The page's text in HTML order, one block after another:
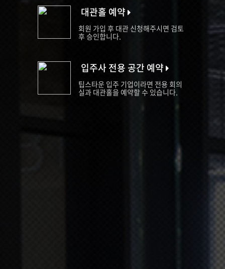
대관홀 예약
회원 가입 후 대관 신청해주시면 검토
후 승인합니다.
입주사 전용 공간 예약
팁스타운 입주 기업이라면 전용 회의
실과 대관홀을 예약할 수 있습니다.